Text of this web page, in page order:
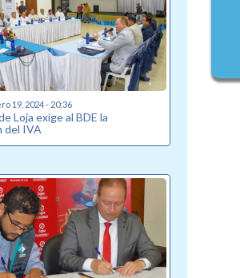
19, 2024 - 20:36
Loja exige al BDE la
del IVA